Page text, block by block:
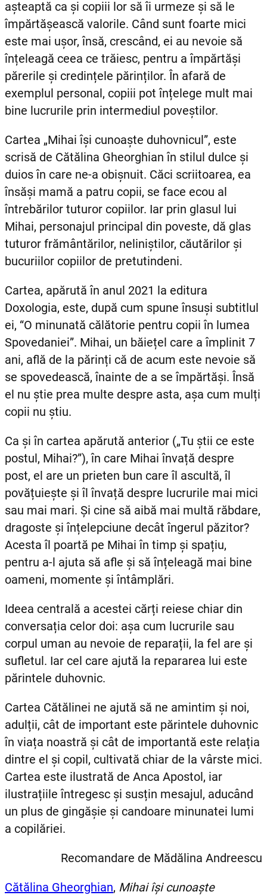
așteaptă ca și copiii lor să îi urmeze și să le
împărtășească valorile. Când sunt foarte mici
este mai ușor, însă, crescând, ei au nevoie să
înțeleagă ceea ce trăiesc, pentru a împărtăși
părerile și credințele părinților. În afară de
exemplul personal, copiii pot înțelege mult mai
bine lucrurile prin intermediul poveștilor.
Cartea „Mihai își cunoaște duhovnicul”, este
scrisă de Cătălina Gheorghian în stilul dulce și
duios în care ne-a obișnuit. Căci scriitoarea, ea
însăși mamă a patru copii, se face ecou al
întrebărilor tuturor copiilor. Iar prin glasul lui
Mihai, personajul principal din poveste, dă glas
tuturor frământărilor, neliniștilor, căutărilor și
bucuriilor copiilor de pretutindeni.
Cartea, apărută în anul 2021 la editura
Doxologia, este, după cum spune însuși subtitlul
ei, “O minunată călătorie pentru copii în lumea
Spovedaniei”. Mihai, un băiețel care a împlinit 7
ani, află de la părinți că de acum este nevoie să
se spovedească, înainte de a se împărtăși. Însă
el nu știe prea multe despre asta, așa cum mulți
copii nu știu.
Ca și în cartea apărută anterior („Tu știi ce este
postul, Mihai?”), în care Mihai învață despre
post, el are un prieten bun care îl ascultă, îl
povățuiește și îl învață despre lucrurile mai mici
sau mai mari. Și cine să aibă mai multă răbdare,
dragoste și înțelepciune decât îngerul păzitor?
Acesta îl poartă pe Mihai în timp și spațiu,
pentru a-l ajuta să afle și să înțeleagă mai bine
oameni, momente și întâmplări.
Ideea centrală a acestei cărți reiese chiar din
conversația celor doi: așa cum lucrurile sau
corpul uman au nevoie de reparații, la fel are și
sufletul. Iar cel care ajută la repararea lui este
părintele duhovnic.
Cartea Cătălinei ne ajută să ne amintim și noi,
adulții, cât de important este părintele duhovnic
în viața noastră și cât de importantă este relația
dintre el și copil, cultivată chiar de la vârste mici.
Cartea este ilustrată de Anca Apostol, iar
ilustrațiile întregesc și susțin mesajul, aducând
un plus de gingășie și candoare minunatei lumi
a copilăriei.
Recomandare de Mădălina Andreescu
Cătălina Gheorghian, Mihai își cunoaște